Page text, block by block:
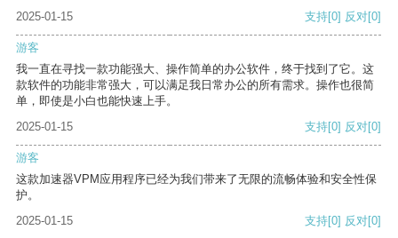
2025-01-15 支持[0] 反对[0]
游客
我一直在寻找一款功能强大、操作简单的办公软件，终于找到了它。这
款软件的功能非常强大，可以满足我日常办公的所有需求。操作也很简
单，即使是小白也能快速上手。
2025-01-15
支持[0] 反对[0]
游客
这款加速器VPM应用程序已经为我们带来了无限的流畅体验和安全性保
护。
2025-01-15
支持[0] 反对[0]